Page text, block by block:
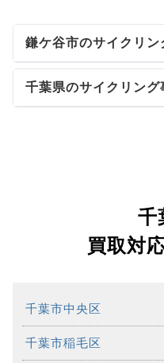
鎌ケ谷市のサイクリン
千葉県のサイクリング
千
買取対
千葉市中央区
千葉市稲毛区